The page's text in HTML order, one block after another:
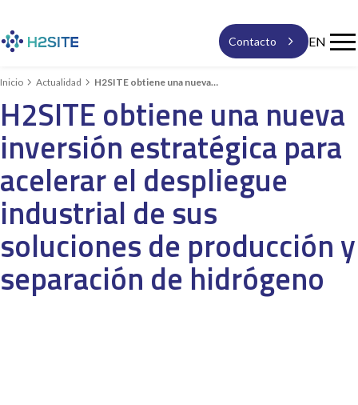
Soluciones
Nuestra tecnología
Actualidad
Quiénes somos expand_more
Contacto  EN
Inicio  Actualidad  H2SITE obtiene una nueva…
H2SITE obtiene una nueva
inversión estratégica para
acelerar el despliegue
industrial de sus
soluciones de producción y
separación de hidrógeno